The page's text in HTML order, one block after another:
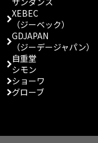
XEBEC
（ジーベック）
GDJAPAN
（ジーデージャパン）
自重堂
シモン
ショーワ
グローブ